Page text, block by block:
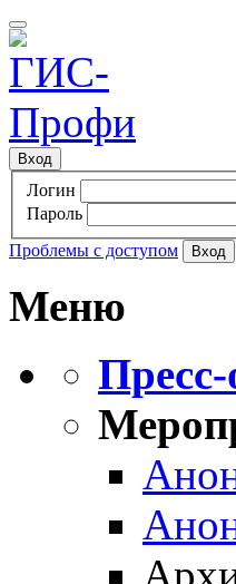
Вход
Логин
Пароль
Проблемы с доступом
Меню